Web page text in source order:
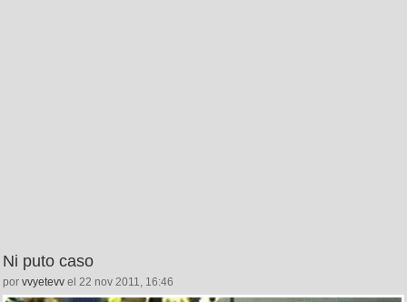
Ni puto caso
por vvyetevv el 22 nov 2011, 16:46